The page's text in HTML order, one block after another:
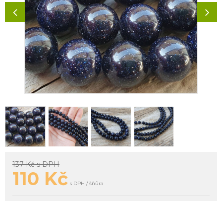
137 Kčs DPH
110 Kč s DPH / šňůra